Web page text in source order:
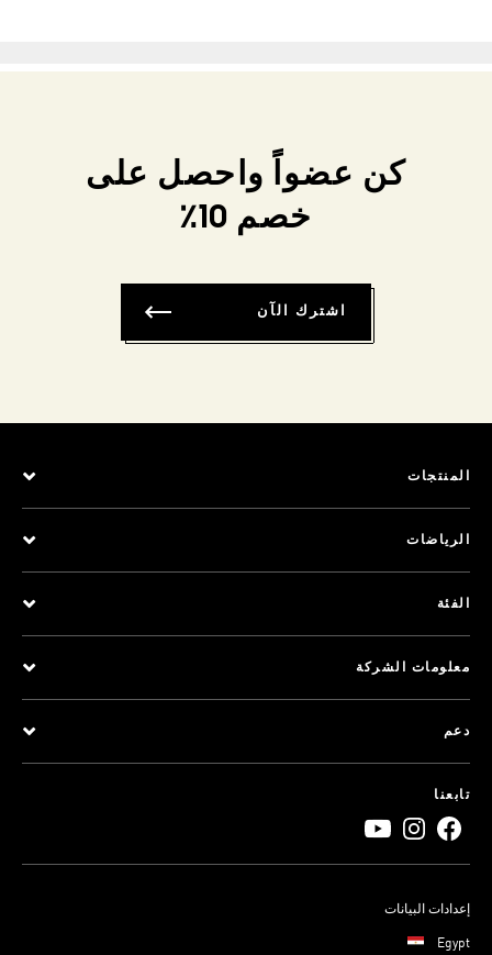
كن عضواً واحصل على
خصم 10٪
اشترك الآن
المنتجات
الرياضات
الفئة
معلومات الشركة
دعم
تابعنا
إعدادات البيانات
Egypt